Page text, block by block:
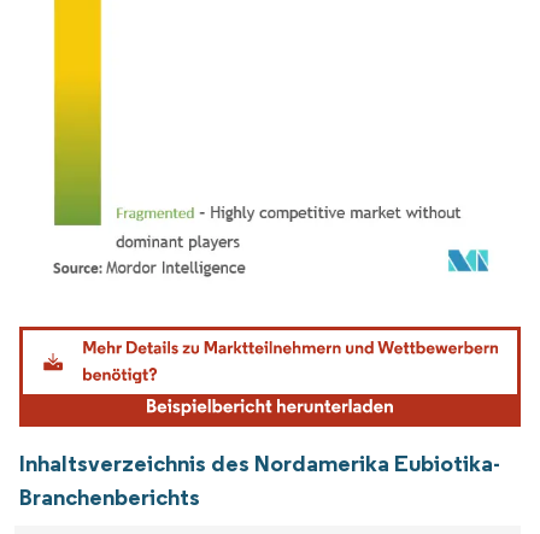
Bild © Mordor Intelligence. Wiederverwendung erfordert Namensnennung gemäß
Inhaltsverzeichnis des Nordamerika Eubiotika-
Branchenberichts